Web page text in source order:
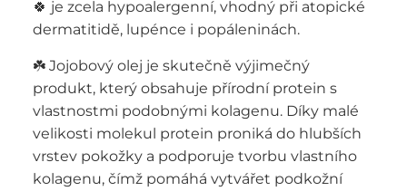
🍀 je zcela hypoalergenní, vhodný při atopické
dermatitidě, lupénce i popáleninách.
☘️ Jojobový olej je skutečně výjimečný
produkt, který obsahuje přírodní protein s
vlastnostmi podobnými kolagenu. Díky malé
velikosti molekul protein proniká do hlubších
vrstev pokožky a podporuje tvorbu vlastního
kolagenu, čímž pomáhá vytvářet podkožní